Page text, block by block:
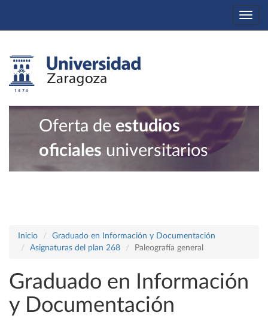
Oferta de estudios
oficiales universitarios
Inicio
Graduado en Información y Documentación
Asignaturas del plan 268
Paleografía general
Graduado en Información
y Documentación